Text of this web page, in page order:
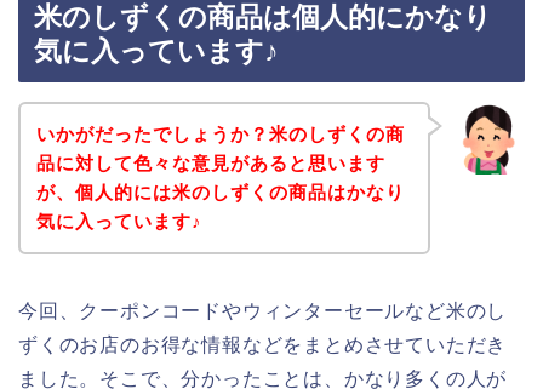
米のしずくの商品は個人的にかなり
気に入っています♪
いかがだったでしょうか？米のしずくの商
品に対して色々な意見があると思います
が、個人的には米のしずくの商品はかなり
気に入っています♪
今回、クーポンコードやウィンターセールなど米のし
ずくのお店のお得な情報などをまとめさせていただき
ました。そこで、分かったことは、かなり多くの人が